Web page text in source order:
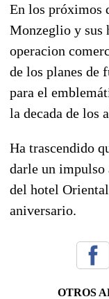
En los próximos
Monzeglio y sus
operacion
de los planes de
para el
la decada de los
Ha trascendido
darle un
del hotel
aniversario.
OTROS